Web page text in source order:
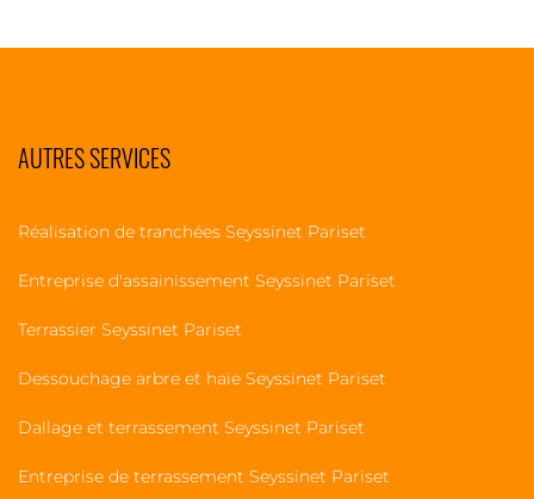
AUTRES SERVICES
Réalisation de tranchées Seyssinet Pariset
Entreprise d'assainissement Seyssinet Pariset
Terrassier Seyssinet Pariset
Dessouchage arbre et haie Seyssinet Pariset
Dallage et terrassement Seyssinet Pariset
Entreprise de terrassement Seyssinet Pariset